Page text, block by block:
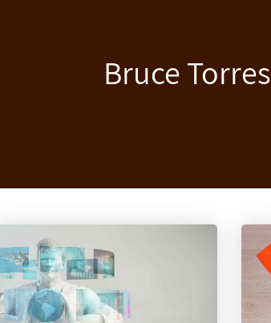
Bruce Torres